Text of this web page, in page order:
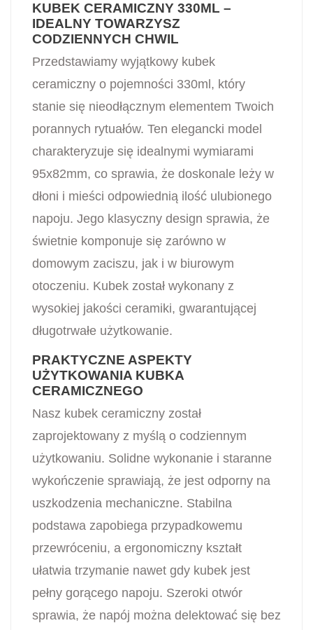
KUBEK CERAMICZNY 330ML –
IDEALNY TOWARZYSZ
CODZIENNYCH CHWIL
Przedstawiamy wyjątkowy kubek
ceramiczny o pojemności 330ml, który
stanie się nieodłącznym elementem Twoich
porannych rytuałów. Ten elegancki model
charakteryzuje się idealnymi wymiarami
95x82mm, co sprawia, że doskonale leży w
dłoni i mieści odpowiednią ilość ulubionego
napoju. Jego klasyczny design sprawia, że
świetnie komponuje się zarówno w
domowym zaciszu, jak i w biurowym
otoczeniu. Kubek został wykonany z
wysokiej jakości ceramiki, gwarantującej
długotrwałe użytkowanie.
PRAKTYCZNE ASPEKTY
UŻYTKOWANIA KUBKA
CERAMICZNEGO
Nasz kubek ceramiczny został
zaprojektowany z myślą o codziennym
użytkowaniu. Solidne wykonanie i staranne
wykończenie sprawiają, że jest odporny na
uszkodzenia mechaniczne. Stabilna
podstawa zapobiega przypadkowemu
przewróceniu, a ergonomiczny kształt
ułatwia trzymanie nawet gdy kubek jest
pełny gorącego napoju. Szeroki otwór
sprawia, że napój można delektować się bez